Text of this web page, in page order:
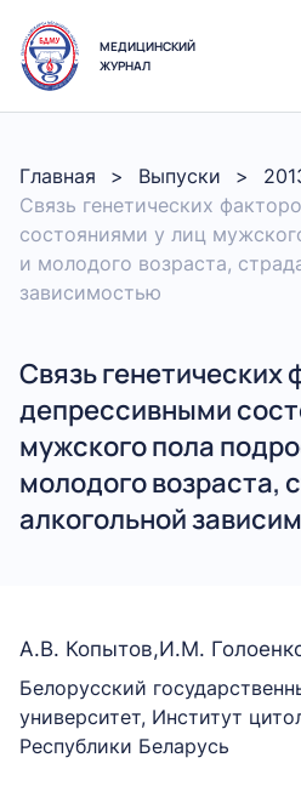
МЕДИЦИНСКИЙ
ЖУРНАЛ
Главная Выпуски
Связь генетических
состояниями у лиц
и молодого возраста,
зависимостью
Связь генетических
депрессивными
мужского пола
молодого возраста,
алкогольной
А.В. Копытов,И.М.
Белорусский
университет, Институт
Республики Беларусь